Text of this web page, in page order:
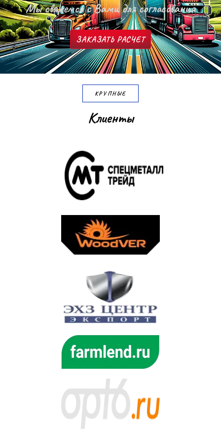
Мы свяжемся с Вами для согласования
ЗАКАЗАТЬ РАСЧЕТ
КРУПНЫЕ
Клиенты